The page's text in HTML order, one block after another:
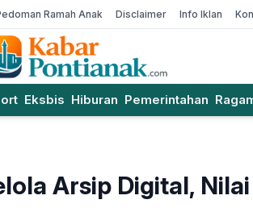
Ramah Anak Disclaimer Info Iklan
Eksbis Hiburan Pemerintahan
Arsip Digital, Nilai